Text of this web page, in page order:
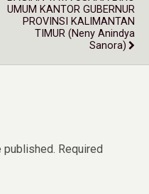
UMUM KANTOR GUBERNUR
PROVINSI KALIMANTAN
TIMUR (Neny Anindya
Sanora)
published. Required